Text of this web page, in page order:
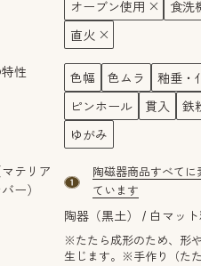
オーブン使用 食洗
直火
性 色幅 色ムラ 釉垂・
ピンホール 貫入 鉄
ゆがみ
テリア
ー）
material number1
陶磁器商品すべてに
ています
陶器（黒土） 白マット
※たたら成形のため、形
生じます。※手作り（たた